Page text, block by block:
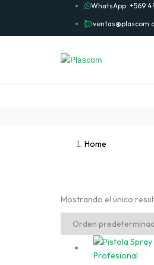
WhatsApp: +569
Home
Mostrando el único